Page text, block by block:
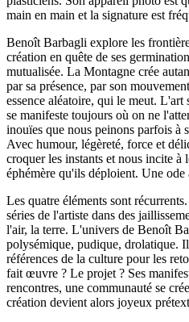
main en main et la signature est
Benoît Barbagli explore les
création en quête de ses
mutualisée. La Montagne crée
par sa présence, par son
essence aléatoire, qui le meut.
se manifeste toujours où on ne
inouïes que nous peinons parfois à
Avec humour, légèreté, force et
croquer les instants et nous incite à
éphémère qu'ils déploient. Une
Les quatre éléments sont
séries de l'artiste dans des
l'air, la terre. L'univers de Benoît
polysémique, pudique, drolatique.
références de la culture pour les
fait œuvre ? Le projet ? Ses
rencontres, une communauté se
création devient alors joyeux